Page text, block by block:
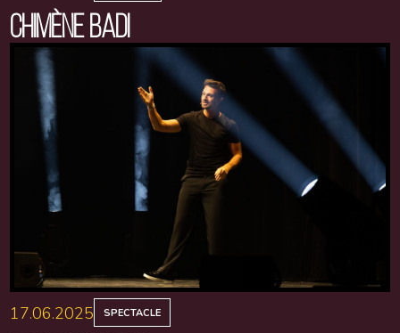
CHIMÈNE BADI
17.06.2025 SPECTACLE